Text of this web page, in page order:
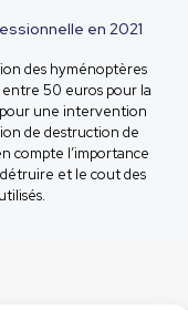
en 2021
des hyménoptères
50 euros pour la
pour une intervention
de destruction de
compte l’importance
et le cout des